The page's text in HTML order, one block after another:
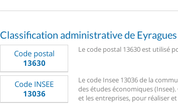
Classification administrative de Eyragues
Code postal
13630
Le code postal 13630 est utilisé
Code INSEE
13036
Le code Insee 13036 de la
des études économiques
et les entreprises, pour réaliser